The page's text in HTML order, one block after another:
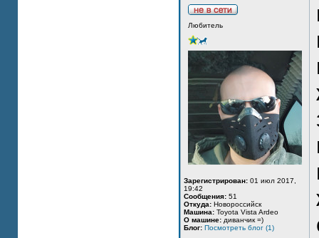
Любитель
Зарегистрирован: 01 июл 2017,
19:42
Сообщения: 51
Откуда: Новороссийск
Машина: Toyota Vista Ardeo
О машине: диванчик =)
Блог: Посмотреть блог (1)